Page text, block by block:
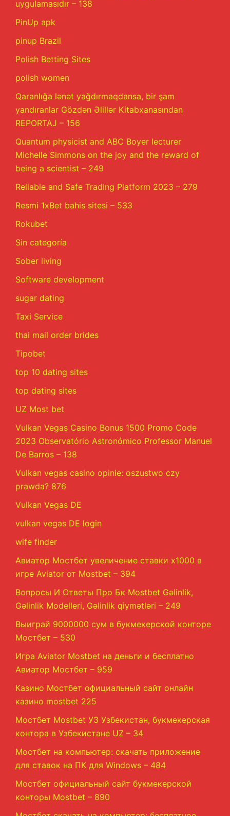
uygulamasıdır – 138
PinUp apk
pinup Brazil
Polish Betting Sites
polish women
Qaranlığa lənət yağdırmaqdansa, bir şam
yandıranlar Gözdən Əlillər Kitabxanasından
REPORTAJ – 156
Quantum physicist and ABC Boyer lecturer
Michelle Simmons on the joy and the reward of
being a scientist – 249
Reliable and Safe Trading Platform 2023 – 279
Resmi 1xBet bahis sitesi – 533
Rokubet
Sin categoría
Sober living
Software development
sugar dating
Taxi Service
thai mail order brides
Tipobet
top 10 dating sites
top dating sites
UZ Most bet
Vulkan Vegas Casino Bonus 1500 Promo Code
2023 Observatório Astronómico Professor Manuel
De Barros – 138
Vulkan vegas casino opinie: oszustwo czy
prawda? 876
Vulkan Vegas DE
vulkan vegas DE login
wife finder
Авиатор Мостбет увеличение ставки х1000 в
игре Aviator от Mostbet – 394
Вопросы И Ответы Про Бк Mostbet Gəlinlik,
Gəlinlik Modelleri, Gəlinlik qiymətləri – 249
Выиграй 9000000 сум в букмекерской конторе
Мостбет – 530
Игра Aviator Mostbet на деньги и бесплатно
Авиатор Мостбет – 959
Казино Мостбет официальный сайт онлайн
казино mostbet 225
Мостбет Mostbet УЗ Узбекистан, букмекерская
контора в Узбекистане UZ – 34
Мостбет на компьютер: скачать приложение
для ставок на ПК для Windows – 484
Мостбет официальный сайт букмекерской
конторы Mostbet – 890